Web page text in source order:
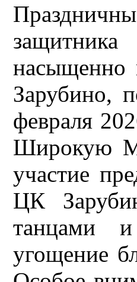
насыщенно
Зарубино,
февраля
Широкую
участие
ЦК
танцами
угощение